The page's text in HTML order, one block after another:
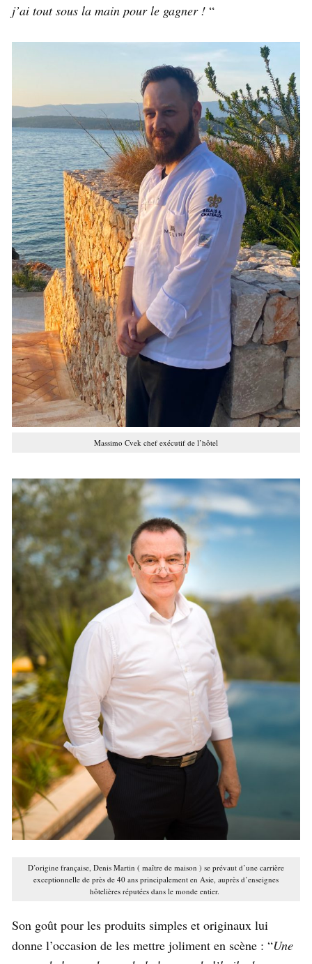
j’ai tout sous la main pour le gagner ! “
Massimo Cvek chef exécutif de l’hôtel
D’origine française, Denis Martin ( maître de maison ) se prévaut d’une carrière
exceptionnelle de près de 40 ans principalement en Asie, auprès d’enseignes
hôtelières réputées dans le monde entier.
Son goût pour les produits simples et originaux lui
donne l’occasion de les mettre joliment en scène : “Une